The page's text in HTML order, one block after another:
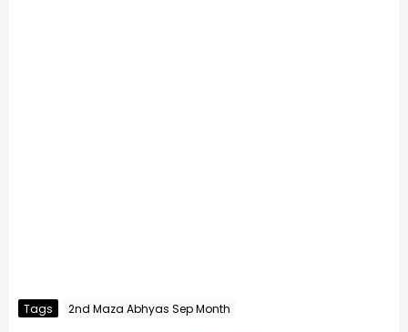
Tags 2nd Maza Abhyas Sep Month